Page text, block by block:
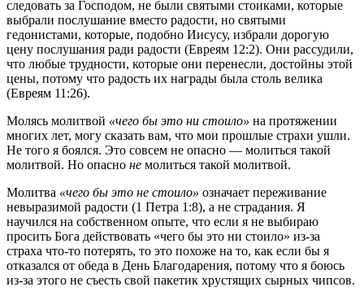
следовать за Господом, не были святыми стоиками, которые
выбрали послушание вместо радости, но святыми
гедонистами, которые, подобно Иисусу, избрали дорогую
цену послушания ради радости (Евреям 12:2). Они рассудили,
что любые трудности, которые они перенесли, достойны этой
цены, потому что радость их награды была столь велика
(Евреям 11:26).
Молясь молитвой «чего бы это ни стоило» на протяжении
многих лет, могу сказать вам, что мои прошлые страхи ушли.
Не того я боялся. Это совсем не опасно — молиться такой
молитвой. Но опасно не молиться такой молитвой.
Молитва «чего бы это не стоило» означает переживание
невыразимой радости (1 Петра 1:8), а не страдания. Я
научился на собственном опыте, что если я не выбираю
просить Бога действовать «чего бы это ни стоило» из-за
страха что-то потерять, то это похоже на то, как если бы я
отказался от обеда в День Благодарения, потому что я боюсь
из-за этого не съесть свой пакетик хрустящих сырных чипсов.